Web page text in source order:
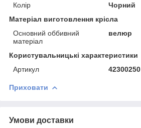
Колір
Чорний
Матеріал виготовлення крісла
Основний оббивний
матеріал
велюр
Користувальницькі характеристики
Артикул
42300250
Приховати
Умови доставки